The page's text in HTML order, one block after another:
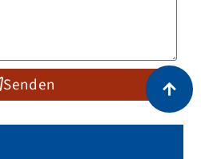
Senden